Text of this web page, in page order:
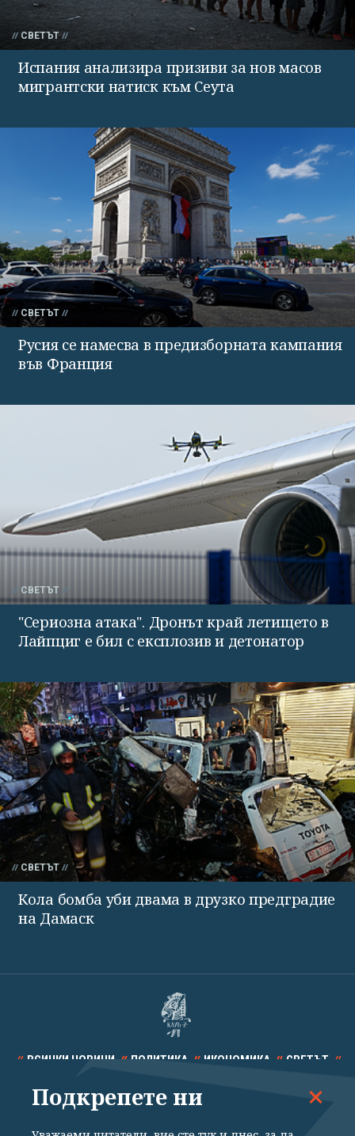
СВЕТЪТ
Испания анализира призиви за нов масов
мигрантски натиск към Сеута
СВЕТЪТ
Русия се намесва в предизборната кампания
във Франция
СВЕТЪТ
"Сериозна атака". Дронът край летището в
Лайпциг е бил с експлозив и детонатор
СВЕТЪТ
Кола бомба уби двама в друзко предградие
на Дамаск
ВСИЧКИ НОВИНИ ПОЛИТИКА ИКОНОМИКА СВЕТЪТ
СПОРТ КУЛТУРА ТЕХНОЛОГИИ КАЛЕЙДОСКОП
Подкрепете ни